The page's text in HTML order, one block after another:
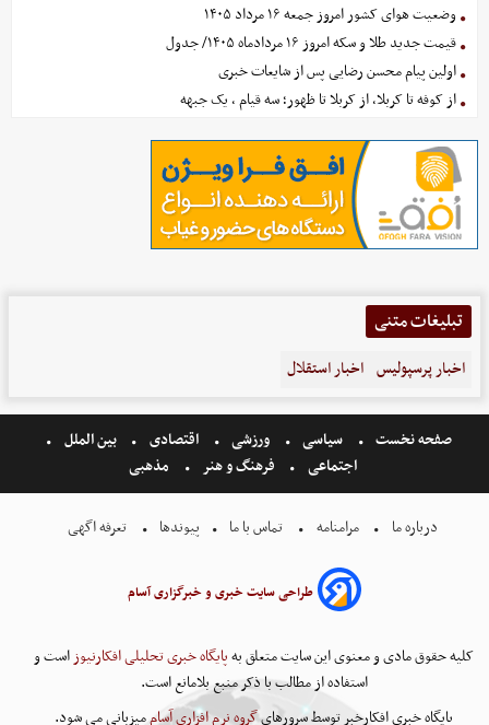
وضعیت هوای کشور امروز جمعه ۱۶ مرداد ۱۴۰۵
قیمت جدید طلا و سکه امروز ۱۶ مردادماه ۱۴۰۵/ جدول
اولین پیام محسن رضایی پس از شایعات خبری
از کوفه تا کربلا، از کربلا تا ظهور؛ سه قیام ، یک جبهه
تبلیغات متنی
اخبار پرسپولیس اخبار استقلال
صفحه نخست سیاسی ورزشی اقتصادی
بین الملل
اجتماعی
فرهنگ و هنر مذهبی
درباره ما مرامنامه تماس با ما پیوندها تعرفه اگهی
طراحی سایت خبری و خبرگزاری آسام
کلیه حقوق مادی و معنوی این سایت متعلق بهپایگاه خبری تحلیلی افکارنیوزاست و
استفاده از مطالب با ذکر منبع بلامانع است.
پایگاه خبری افکارخبر توسط سرورهایگروه نرم افزاری آساممیزبانی می شود.